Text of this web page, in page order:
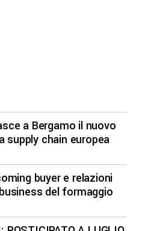
a Bergamo il nuovo
supply chain europea
buyer e relazioni
del formaggio